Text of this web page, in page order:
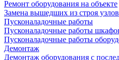
Ремонт оборудования на объекте
Замена вышедших из строя узлов
Пусконаладочные работы
Пусконаладочные работы
Пусконаладочные работы
Демонтаж
Демонтаж оборудования с